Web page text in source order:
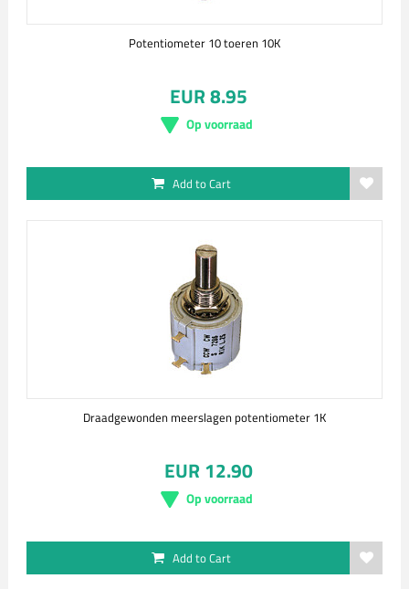
Potentiometer 10 toeren 10K
EUR 8.95
Op voorraad
Add to Cart
Draadgewonden meerslagen potentiometer 1K
EUR 12.90
Op voorraad
Add to Cart